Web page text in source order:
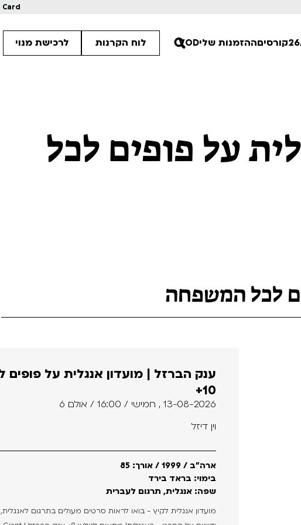
קורסיםההזמנות שליVOD לוח הקרנות לרכישת מנוי
על פופים לכל
לכל המשפחה
ענק הברזל | מועדון אנגלית על
10+
13-08-2026 , חמישי / 16:00 / אולם 6
וין דיזל
ארה"ב / 1999 / אורך: 85
בימוי: בראד בירד
שפה: אנגלית, תרגום לעברית
מועדון אנגלית לקיץ - בואו לראות סרטים מעולים בתרגום